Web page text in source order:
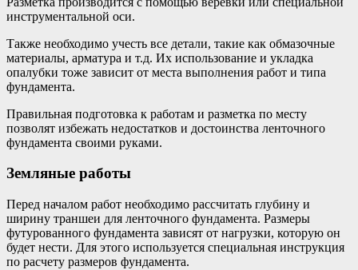
инструментальной оси.
Также необходимо учесть все детали, такие как обмазочные
материалы, арматура и т.д. Их использование и укладка
опалубки тоже зависит от места выполнения работ и типа
фундамента.
Правильная подготовка к работам и разметка по месту
позволят избежать недостатков и достоинства ленточного
фундамента своими руками.
Земляные работы
Перед началом работ необходимо рассчитать глубину и
ширину траншеи для ленточного фундамента. Размеры
футурованного фундамента зависят от нагрузки, которую он
будет нести. Для этого используется специальная инструкция
по расчету размеров фундамента.